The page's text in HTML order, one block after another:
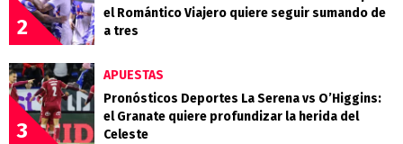
2
el Romántico Viajero quiere seguir sumando de
a tres
3
APUESTAS
Pronósticos Deportes La Serena vs O’Higgins:
el Granate quiere profundizar la herida del
Celeste